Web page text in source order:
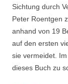
Sichtung durch
Peter Roentgen
anhand von 19
auf den ersten
sie vermeidet.
dieses Buch zu